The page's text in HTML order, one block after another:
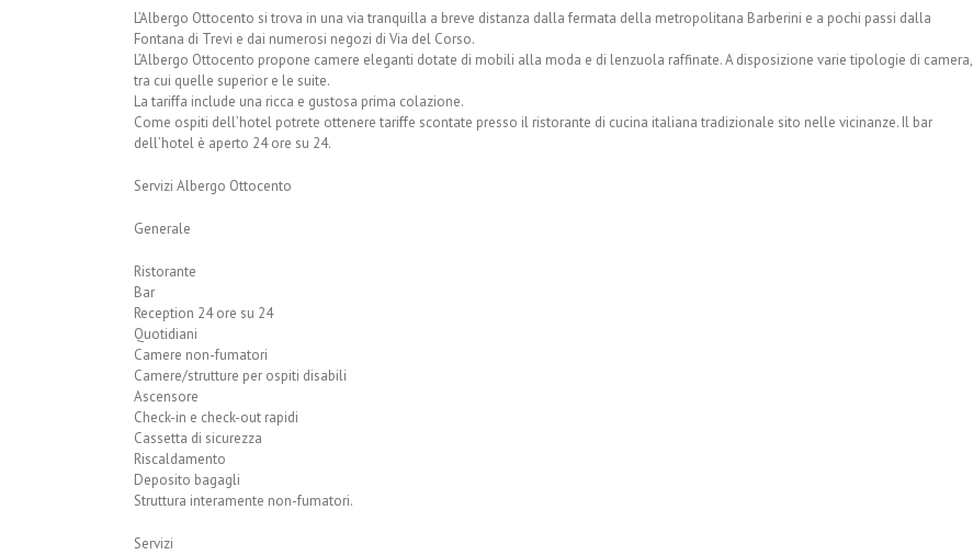
L’Albergo Ottocento si trova in una via tranquilla a breve distanza dalla fermata della metropolitana Barberini e a pochi passi dalla
Fontana di Trevi e dai numerosi negozi di Via del Corso.
L’Albergo Ottocento propone camere eleganti dotate di mobili alla moda e di lenzuola raffinate. A disposizione varie tipologie di camera,
tra cui quelle superior e le suite.
La tariffa include una ricca e gustosa prima colazione.
Come ospiti dell’hotel potrete ottenere tariffe scontate presso il ristorante di cucina italiana tradizionale sito nelle vicinanze. Il bar
dell’hotel è aperto 24 ore su 24.
Servizi Albergo Ottocento
Generale
Ristorante
Bar
Reception 24 ore su 24
Quotidiani
Camere non-fumatori
Camere/strutture per ospiti disabili
Ascensore
Check-in e check-out rapidi
Cassetta di sicurezza
Riscaldamento
Deposito bagagli
Struttura interamente non-fumatori.
Servizi